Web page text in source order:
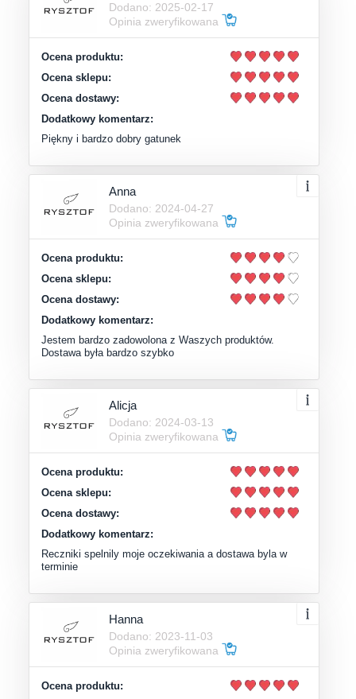
Dodano: 2025-02-17
Opinia zweryfikowana
Ocena produktu:
Ocena sklepu:
Ocena dostawy:
Dodatkowy komentarz:
Piękny i bardzo dobry gatunek
Anna
Dodano: 2024-04-27
Opinia zweryfikowana
Ocena produktu:
Ocena sklepu:
Ocena dostawy:
Dodatkowy komentarz:
Jestem bardzo zadowolona z Waszych produktów.
Dostawa była bardzo szybko
Alicja
Dodano: 2024-03-13
Opinia zweryfikowana
Ocena produktu:
Ocena sklepu:
Ocena dostawy:
Dodatkowy komentarz:
Reczniki spelnily moje oczekiwania a dostawa byla w
terminie
Hanna
Dodano: 2023-11-03
Opinia zweryfikowana
Ocena produktu: